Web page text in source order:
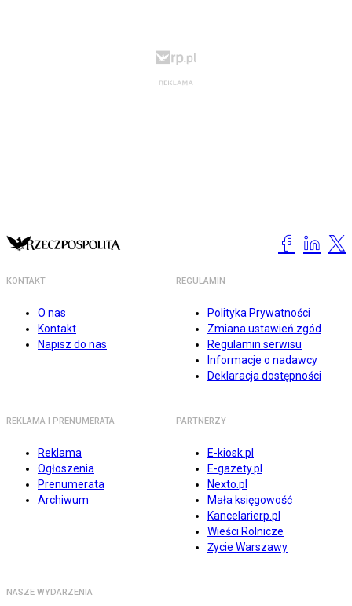
KONTAKT
O nas
Kontakt
Napisz do nas
REGULAMIN
Polityka Prywatności
Zmiana ustawień zgód
Regulamin serwisu
Informacje o nadawcy
Deklaracja dostępności
REKLAMA I PRENUMERATA
Reklama
Ogłoszenia
Prenumerata
Archiwum
PARTNERZY
E-kiosk.pl
E-gazety.pl
Nexto.pl
Mała księgowość
Kancelarierp.pl
Wieści Rolnicze
Życie Warszawy
NASZE WYDARZENIA